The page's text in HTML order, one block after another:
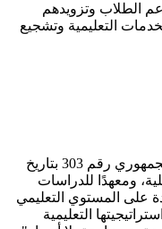
الطلاب وتزويدهم
التعليمية وتشجيع
تأسست جامعة دمنهور بمقتضى القرار الجمهوري رقم 303 بتاريخ
2010، هذا وتضم الجامعة عدد 12 كلية، ومعهدًا للدراسات
على المستوي التعليمي
التعليمية